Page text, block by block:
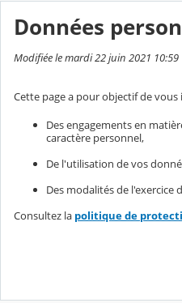
Données
Modifiée le mardi 22 juin 2021 10:59
Cette page a pour objectif de vous
Des engagements en
caractère personnel,
De l'utilisation de vos
Des modalités de l'exercice
Consultez la politique de